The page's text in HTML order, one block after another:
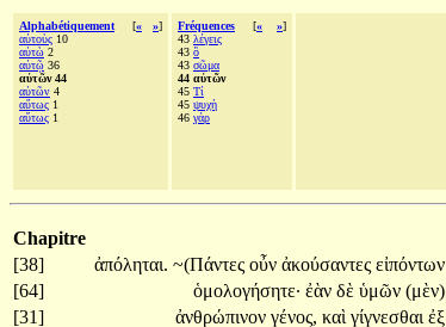
Alphabétiquement [« »]
αὐτοὺς 10
αὐτὼ 2
αὐτῷ 36
αὐτῶν 44
αὑτῶν 4
αὔτως 1
αὕτως 1
Fréquences [« »]
43 λέγεις
43 ὃ
43 σῶμα
44 αὐτῶν
45 Τί
45 ψυχὴ
46 γάρ
Chapitre
[38]
ἀπόληται. ~(Πάντες οὖν ἀκούσαντες εἰπόντων
[64]
ὁμολογήσητε· ἐὰν δὲ ὑμῶν (μὲν)
[31]
ἀνθρώπινον γένος, καὶ γίγνεσθαι ἐξ